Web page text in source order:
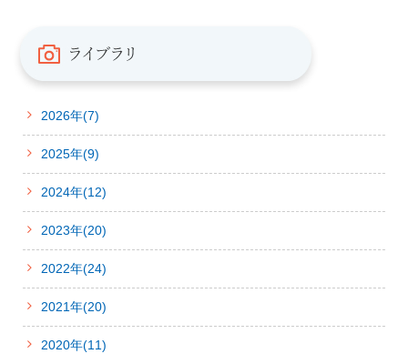
2026年(7)
2025年(9)
2024年(12)
2023年(20)
2022年(24)
2021年(20)
2020年(11)